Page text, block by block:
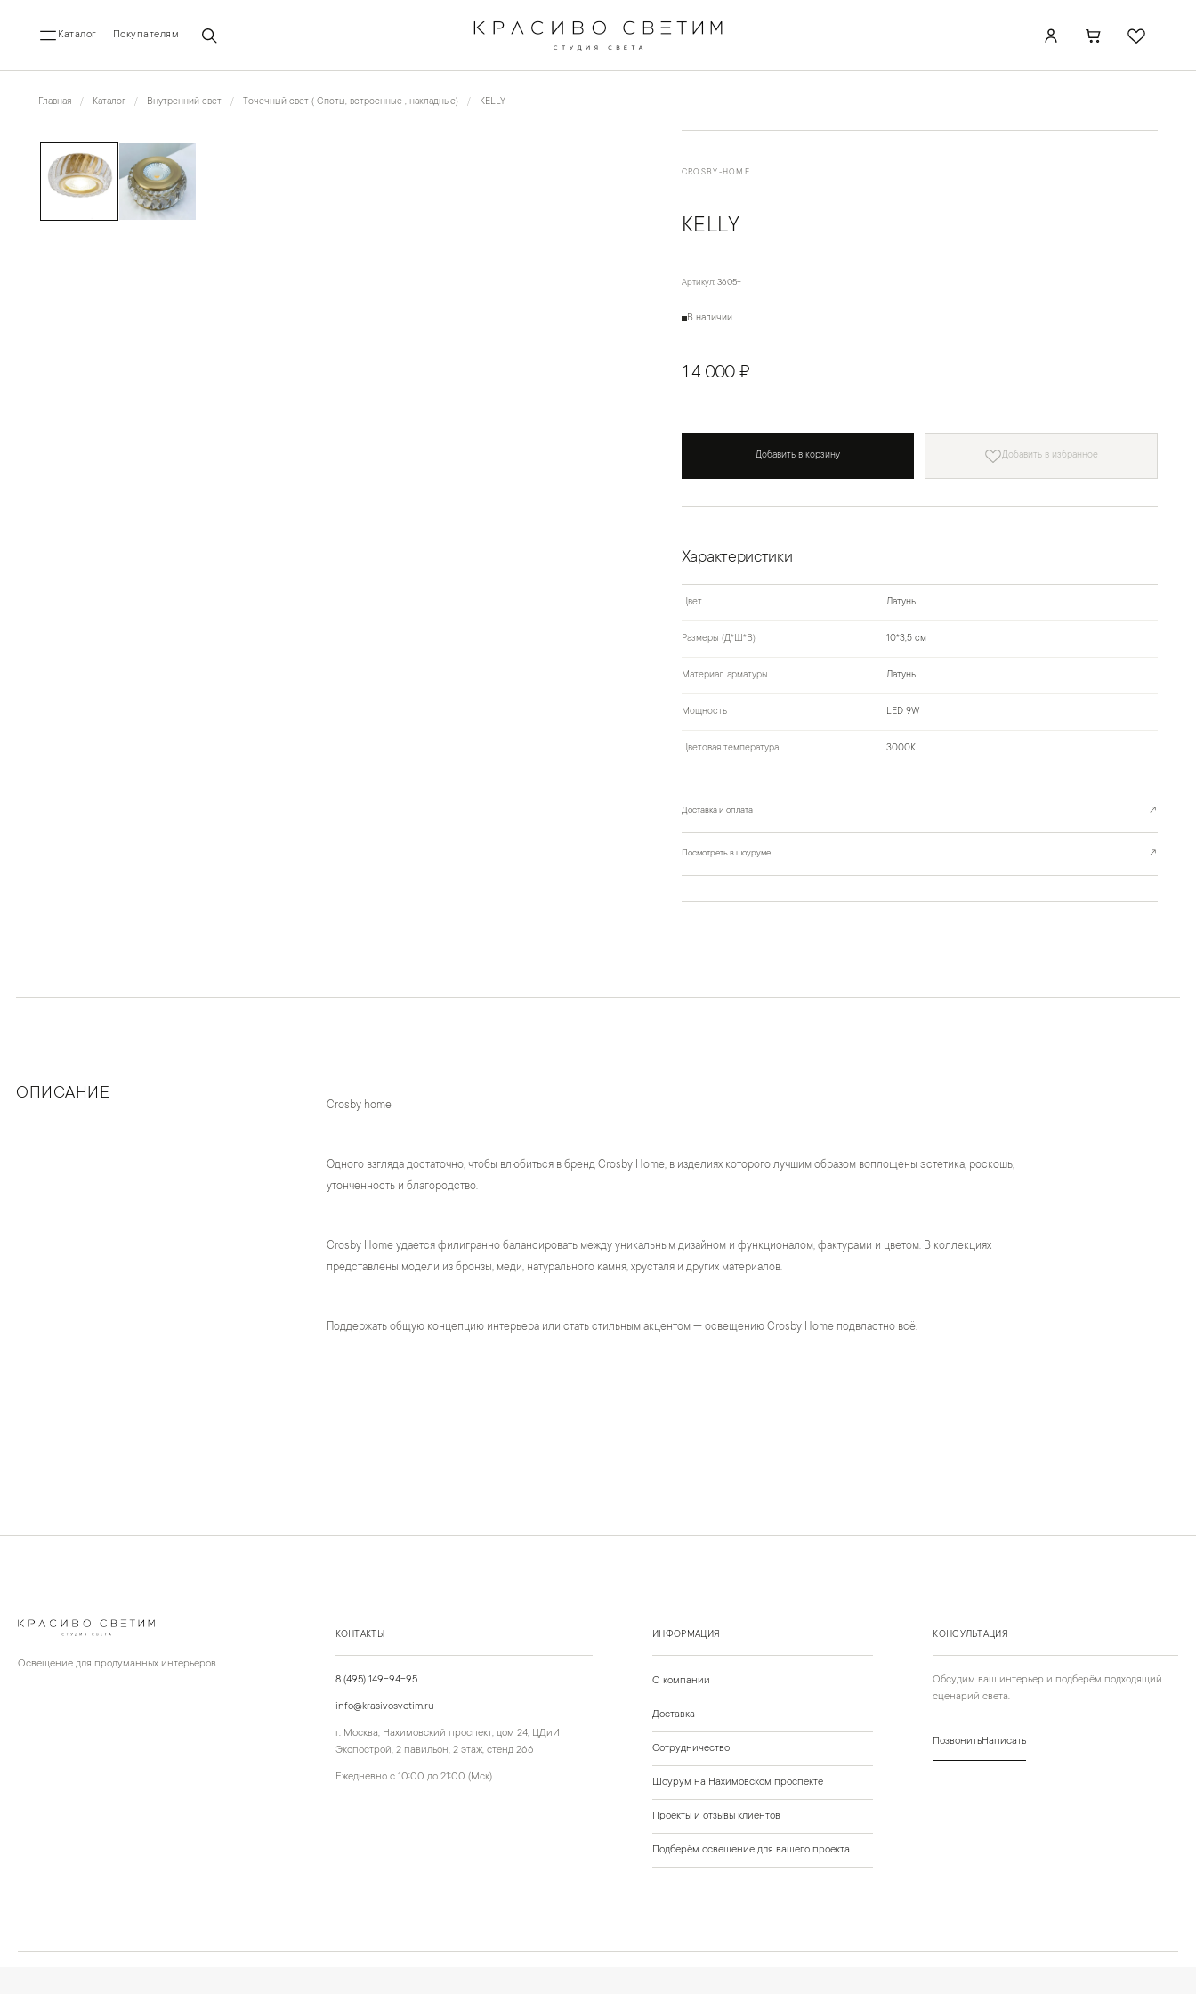
Каталог Покупателям
Главная Каталог Внутренний свет Точечный свет ( Споты, встроенные , накладные) KELLY←
CROSBY-HOME
KELLY
Артикул: 3605-
В наличии
14 000 ₽
Добавить в корзину Добавить в избранное
Характеристики
Цвет Латунь
Размеры (Д*Ш*В) 10*3,5 см
Материал арматуры Латунь
Мощность LED 9W
Цветовая температура 3000К
Доставка и оплата ↗
Посмотреть в шоуруме ↗
ОПИСАНИЕ
Crosby home
Одного взгляда достаточно, чтобы влюбиться в бренд Crosby Home, в изделиях которого лучшим образом воплощены эстетика, роскошь,
утонченность и благородство.
Crosby Home удается филигранно балансировать между уникальным дизайном и функционалом, фактурами и цветом. В коллекциях
представлены модели из бронзы, меди, натурального камня, хрусталя и других материалов.
Поддержать общую концепцию интерьера или стать стильным акцентом — освещению Crosby Home подвластно всё.
Освещение для продуманных интерьеров.
КОНТАКТЫ
8 (495) 149-94-95
info@krasivosvetim.ru
г. Москва, Нахимовский проспект, дом 24, ЦДиИ
Экспострой, 2 павильон, 2 этаж, стенд 266
Ежедневно с 10:00 до 21:00 (Мск)
КОНСУЛЬТАЦИЯ
Обсудим ваш интерьер и подберём подходящий
сценарий света.
ПозвонитьНаписать
ИНФОРМАЦИЯ
О компании
Доставка
Сотрудничество
Шоурум на Нахимовском проспекте
Проекты и отзывы клиентов
Подберём освещение для вашего проекта